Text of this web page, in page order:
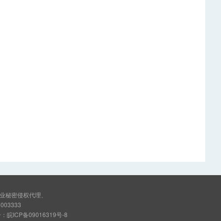
密侵权代理、
皖ICP备09016319号-8